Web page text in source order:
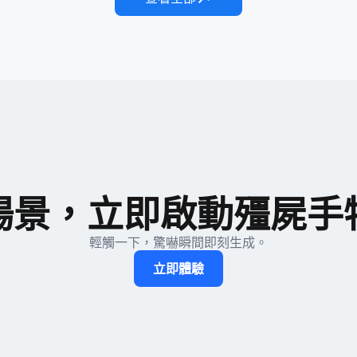
景，立即啟動殭屍手
輕觸一下，驚嚇瞬間即刻生成。
立即體驗